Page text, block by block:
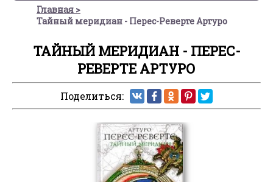
Главная
Тайный меридиан - Перес-Реверте Артуро
ТАЙНЫЙ МЕРИДИАН - ПЕРЕС-
РЕВЕРТЕ АРТУРО
Поделиться: